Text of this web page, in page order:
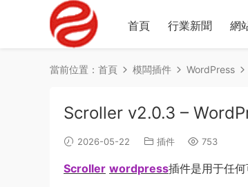
首頁 行業新聞 網
當前位置： 首頁 模闆插件 WordPress
Scroller v2.0.3 –
2026-05-22 插件 753
Scroller wordpress插件是用于任